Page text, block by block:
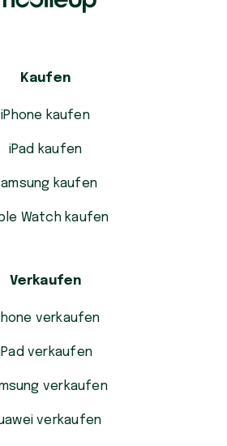
Kaufen
iPhone kaufen
iPad kaufen
kaufen
Watch kaufen
Verkaufen
verkaufen
verkaufen
verkaufen
verkaufen